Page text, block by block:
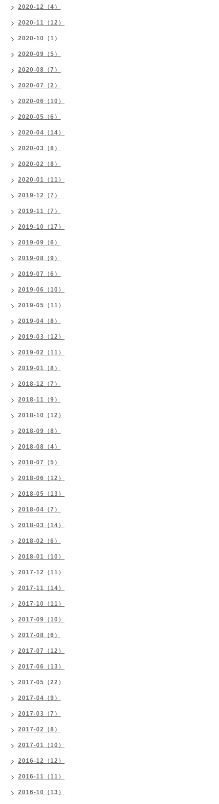
2020-12（4）
2020-11（12）
2020-10（1）
2020-09（5）
2020-08（7）
2020-07（2）
2020-06（10）
2020-05（6）
2020-04（14）
2020-03（8）
2020-02（8）
2020-01（11）
2019-12（7）
2019-11（7）
2019-10（17）
2019-09（6）
2019-08（9）
2019-07（6）
2019-06（10）
2019-05（11）
2019-04（8）
2019-03（12）
2019-02（11）
2019-01（8）
2018-12（7）
2018-11（9）
2018-10（12）
2018-09（8）
2018-08（4）
2018-07（5）
2018-06（12）
2018-05（13）
2018-04（7）
2018-03（14）
2018-02（6）
2018-01（10）
2017-12（11）
2017-11（14）
2017-10（11）
2017-09（10）
2017-08（6）
2017-07（12）
2017-06（13）
2017-05（22）
2017-04（9）
2017-03（7）
2017-02（8）
2017-01（10）
2016-12（12）
2016-11（11）
2016-10（13）